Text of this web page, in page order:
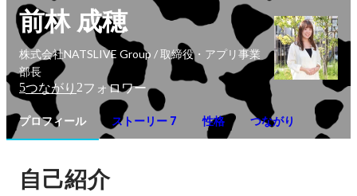
前林 成穂
株式会社NATSLIVE Group / 取締役・アプリ事業
部長
5つながり 2フォロワー
プロフィール ストーリー 7 性格 つながり
自己紹介